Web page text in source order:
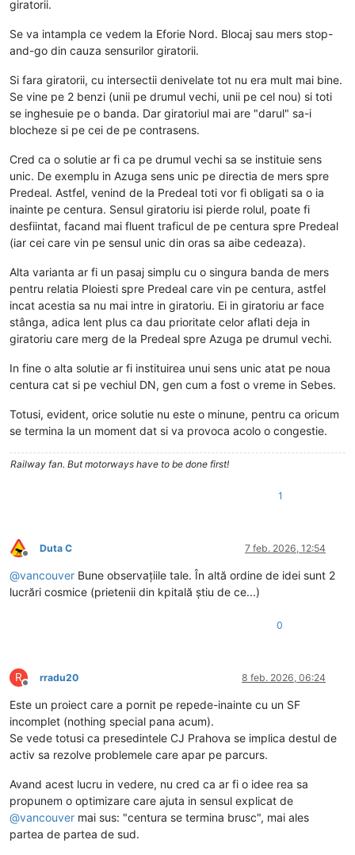
giratorii.
Se va intampla ce vedem la Eforie Nord. Blocaj sau mers stop-
and-go din cauza sensurilor giratorii.
Si fara giratorii, cu intersectii denivelate tot nu era mult mai bine.
Se vine pe 2 benzi (unii pe drumul vechi, unii pe cel nou) si toti
se inghesuie pe o banda. Dar giratoriul mai are "darul" sa-i
blocheze si pe cei de pe contrasens.
Cred ca o solutie ar fi ca pe drumul vechi sa se instituie sens
unic. De exemplu in Azuga sens unic pe directia de mers spre
Predeal. Astfel, venind de la Predeal toti vor fi obligati sa o ia
inainte pe centura. Sensul giratoriu isi pierde rolul, poate fi
desfiintat, facand mai fluent traficul de pe centura spre Predeal
(iar cei care vin pe sensul unic din oras sa aibe cedeaza).
Alta varianta ar fi un pasaj simplu cu o singura banda de mers
pentru relatia Ploiesti spre Predeal care vin pe centura, astfel
incat acestia sa nu mai intre in giratoriu. Ei in giratoriu ar face
stânga, adica lent plus ca dau prioritate celor aflati deja in
giratoriu care merg de la Predeal spre Azuga pe drumul vechi.
In fine o alta solutie ar fi instituirea unui sens unic atat pe noua
centura cat si pe vechiul DN, gen cum a fost o vreme in Sebes.
Totusi, evident, orice solutie nu este o minune, pentru ca oricum
se termina la un moment dat si va provoca acolo o congestie.
Railway fan. But motorways have to be done first!
1
Deconectat
Duta C 7 feb. 2026, 12:54
@vancouver Bune observațiile tale. În altă ordine de idei sunt 2
lucrări cosmice (prietenii din kpitală știu de ce...)
0
R
Deconectat
rradu20 8 feb. 2026, 06:24
Este un proiect care a pornit pe repede-inainte cu un SF
incomplet (nothing special pana acum).
Se vede totusi ca presedintele CJ Prahova se implica destul de
activ sa rezolve problemele care apar pe parcurs.
Avand acest lucru in vedere, nu cred ca ar fi o idee rea sa
propunem o optimizare care ajuta in sensul explicat de
@vancouver mai sus: "centura se termina brusc", mai ales
partea de partea de sud.